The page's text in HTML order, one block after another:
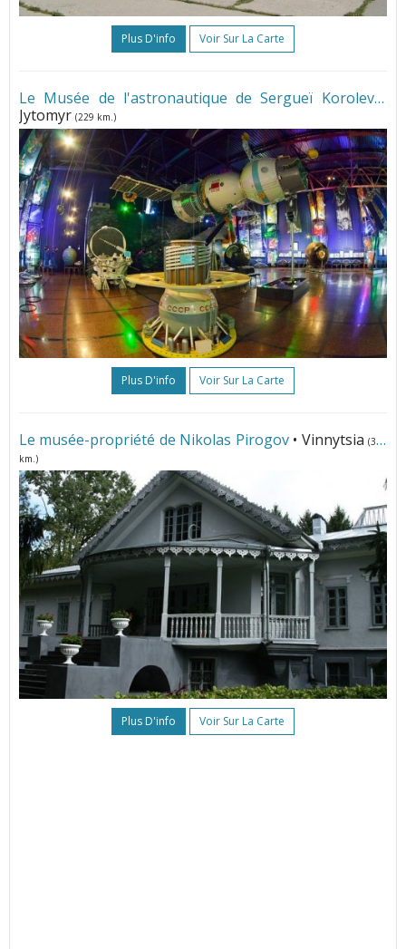
Plus D'info Voir Sur La Carte
Le Musée de l'astronautique de Sergueï Korolev•
Jytomyr (229 km.)
Plus D'info Voir Sur La Carte
Le musée-propriété de Nikolas Pirogov • Vinnytsia(326
km.)
Plus D'info Voir Sur La Carte